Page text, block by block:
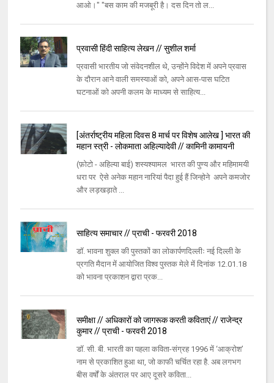
आओ।" "बस काम की मजबूरी है। दस दिन तो ल...
प्रवासी हिंदी साहित्य लेखन // सुशील शर्मा
प्रवासी भारतीय जो संवेदनशील थे, उन्होंने विदेश में अपने प्रवास
के दौरान आने वाली समस्याओं को, अपने आस-पास घटित
घटनाओं को अपनी कलम के माध्यम से साहित्य...
[अंतर्राष्ट्रीय महिला दिवस 8 मार्च पर विशेष आलेख ] भारत की
महान स्त्री - लोकमाता अहिल्यादेवी // कामिनी कामायनी
(फ़ोटो - अहिल्या बाई) शस्यश्यामल भारत की पुण्य और महिमामयी
धरा पर ऐसे अनेक महान नारियां पैदा हुई हैं जिन्होने अपने कमजोर
और लड़खड़ाते ...
साहित्य समाचार // प्राची - फरवरी 2018
डॉ. भावना शुक्ल की पुस्तकों का लोकार्पणदिल्लीः नई दिल्ली के
प्रगति मैदान में आयोजित विश्व पुस्तक मेले में दिनांक 12.01.18
को भावना प्रकाशन द्वारा प्रक...
समीक्षा // अधिकारों को जागरूक करती कविताएं // राजेन्द्र
कुमार // प्राची - फरवरी 2018
डॉ. सी. बी. भारती का पहला कविता-संग्रह 1996 में ‘आक्रोश’
नाम से प्रकाशित हुआ था, जो काफी चर्चित रहा है. अब लगभग
बीस वर्षों के अंतराल पर आए दूसरे कविता...